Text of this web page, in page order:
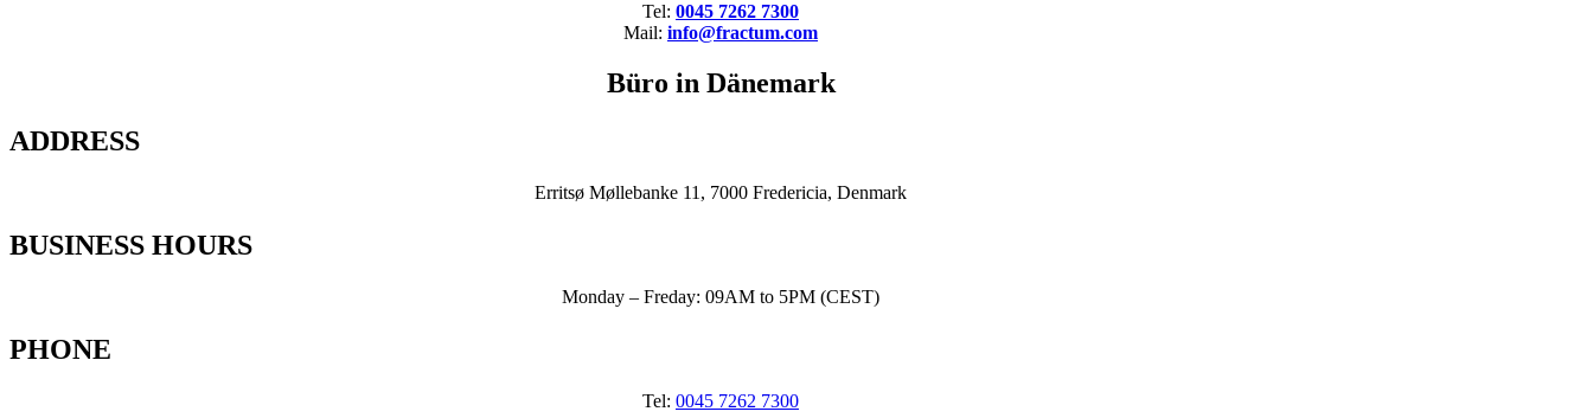
Tel: 0045 7262 7300
Mail: info@fractum.com
Büro in Dänemark
ADDRESS
Erritsø Møllebanke 11, 7000 Fredericia, Denmark
BUSINESS HOURS
Monday – Freday: 09AM to 5PM (CEST)
PHONE
Tel: 0045 7262 7300